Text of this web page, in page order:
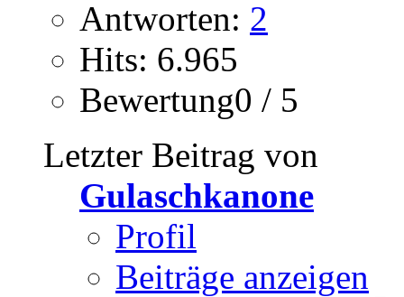
Antworten: 2
Hits: 6.965
Bewertung0 / 5
Letzter Beitrag von
Gulaschkanone
Profil
Beiträge anzeigen